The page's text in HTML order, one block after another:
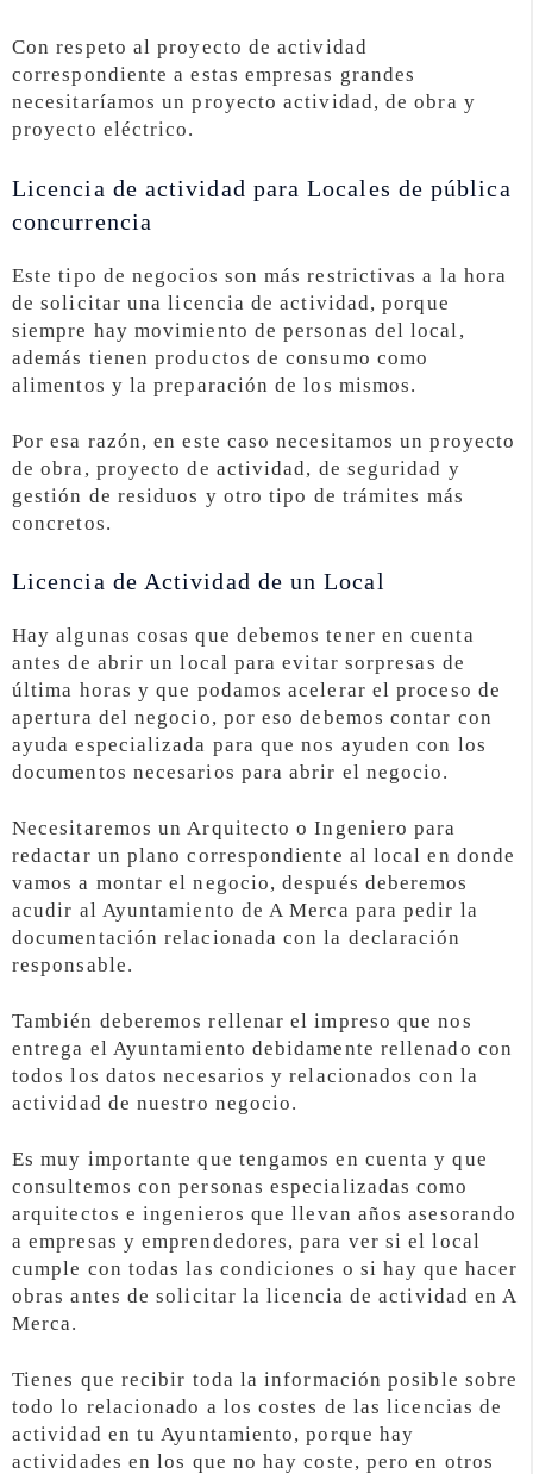
Con respeto al proyecto de actividad
correspondiente a estas empresas grandes
necesitaríamos un proyecto actividad, de obra y
proyecto eléctrico.
Licencia de actividad para Locales de pública
concurrencia
Este tipo de negocios son más restrictivas a la hora
de solicitar una licencia de actividad, porque
siempre hay movimiento de personas del local,
además tienen productos de consumo como
alimentos y la preparación de los mismos.
Por esa razón, en este caso necesitamos un proyecto
de obra, proyecto de actividad, de seguridad y
gestión de residuos y otro tipo de trámites más
concretos.
Licencia de Actividad de un Local
Hay algunas cosas que debemos tener en cuenta
antes de abrir un local para evitar sorpresas de
última horas y que podamos acelerar el proceso de
apertura del negocio, por eso debemos contar con
ayuda especializada para que nos ayuden con los
documentos necesarios para abrir el negocio.
Necesitaremos un Arquitecto o Ingeniero para
redactar un plano correspondiente al local en donde
vamos a montar el negocio, después deberemos
acudir al Ayuntamiento de A Merca para pedir la
documentación relacionada con la declaración
responsable.
También deberemos rellenar el impreso que nos
entrega el Ayuntamiento debidamente rellenado con
todos los datos necesarios y relacionados con la
actividad de nuestro negocio.
Es muy importante que tengamos en cuenta y que
consultemos con personas especializadas como
arquitectos e ingenieros que llevan años asesorando
a empresas y emprendedores, para ver si el local
cumple con todas las condiciones o si hay que hacer
obras antes de solicitar la licencia de actividad en A
Merca.
Tienes que recibir toda la información posible sobre
todo lo relacionado a los costes de las licencias de
actividad en tu Ayuntamiento, porque hay
actividades en los que no hay coste, pero en otros